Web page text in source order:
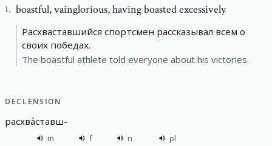
1. boastful,vainglorious, having boasted excessively
Расхваставшийся спортсмен рассказывал всем о
своих победах.
The boastful athlete told everyone about his victories.
DECLENSION
расхва́ставш-
m f n
pl